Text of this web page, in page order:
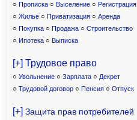
○ Прописка ○ Выселение ○ Регистрация
○ Жилье ○ Приватизация ○ Аренда
○ Покупка ○ Продажа ○ Строительство
○ Ипотека ○ Выписка
[+] Трудовое право
○ Увольнение ○ Зарплата ○ Декрет
○ Трудовой договор ○ Пенсия ○ Отпуск
[+] Защита прав потребителей